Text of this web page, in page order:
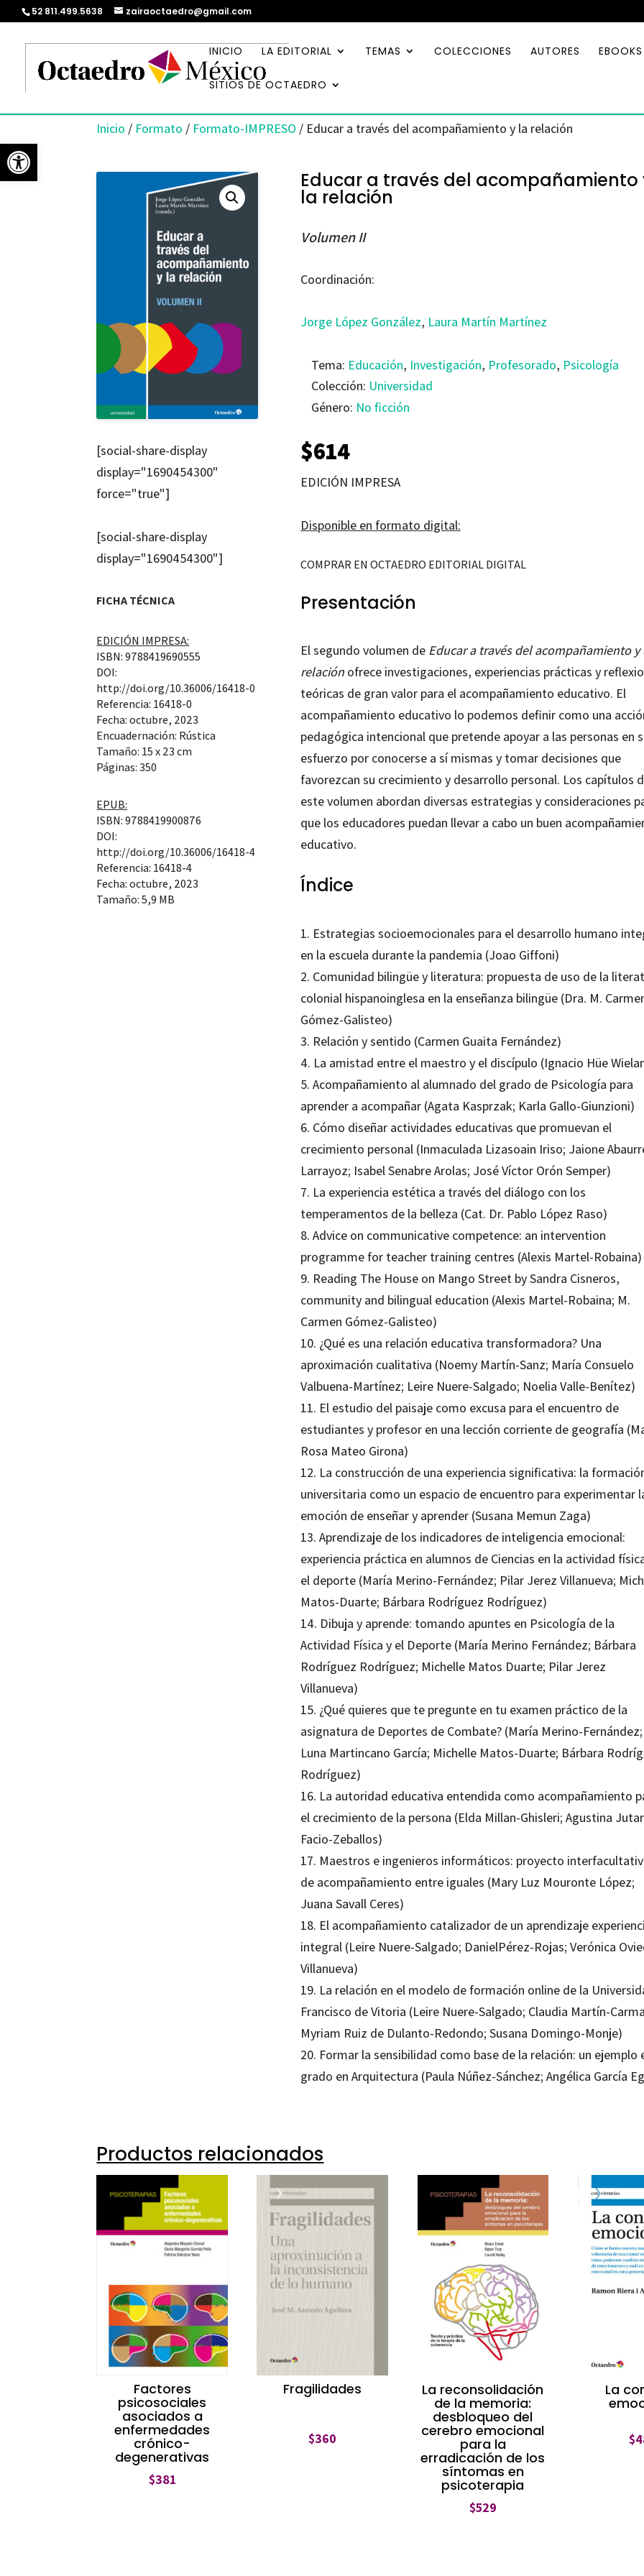
Abrir barra de herramientas
52 811.499.5638 zairaoctaedro@gmail.com
INICIO LA EDITORIAL TEMAS COLECCIONES AUTORES EBOOKS
SITIOS DE OCTAEDRO
Inicio / Formato / Formato-IMPRESO / Educar a través del acompañamiento y la relación
[social-share-display
display="1690454300"
force="true"]
[social-share-display
display="1690454300"]
FICHA TÉCNICA
EDICIÓN IMPRESA:
ISBN: 9788419690555
DOI:
http://doi.org/10.36006/16418-0
Referencia: 16418-0
Fecha: octubre, 2023
Encuadernación: Rústica
Tamaño: 15 x 23 cm
Páginas: 350
EPUB:
ISBN: 9788419900876
DOI:
http://doi.org/10.36006/16418-4
Referencia: 16418-4
Fecha: octubre, 2023
Tamaño: 5,9 MB
Educar a través del acompañamiento
la relación
Volumen II
Coordinación:
Jorge López González, Laura Martín Martínez
Tema: Educación, Investigación, Profesorado, Psicología
Colección: Universidad
Género: No ficción
$614
EDICIÓN IMPRESA
Disponible en formato digital:
COMPRAR EN OCTAEDRO EDITORIAL DIGITAL
Presentación
El segundo volumen de Educar a través del acompañamiento y
relaciónofrece investigaciones, experiencias prácticas y
teóricas de gran valor para el acompañamiento educativo. El
acompañamiento educativo lo podemos definir como una
pedagógica intencional que pretende apoyar a las personas en
esfuerzo por conocerse a sí mismas y tomar decisiones que
favorezcan su crecimiento y desarrollo personal. Los capítulos
este volumen abordan diversas estrategias y consideraciones
que los educadores puedan llevar a cabo un buen
educativo.
Índice
1. Estrategias socioemocionales para el desarrollo humano
en la escuela durante la pandemia (Joao Giffoni)
2. Comunidad bilingüe y literatura: propuesta de uso de la
colonial hispanoinglesa en la enseñanza bilingüe (Dra. M.
Gómez-Galisteo)
3. Relación y sentido (Carmen Guaita Fernández)
4. La amistad entre el maestro y el discípulo (Ignacio Hüe
5. Acompañamiento al alumnado del grado de Psicología para
aprender a acompañar (Agata Kasprzak; Karla Gallo-Giunzioni)
6. Cómo diseñar actividades educativas que promuevan el
crecimiento personal (Inmaculada Lizasoain Iriso; Jaione
Larrayoz; Isabel Senabre Arolas; José Víctor Orón Semper)
7. La experiencia estética a través del diálogo con los
temperamentos de la belleza (Cat. Dr. Pablo López Raso)
8. Advice on communicative competence: an intervention
programme for teacher training centres (Alexis Martel-Robaina)
9. Reading The House on Mango Street by Sandra Cisneros,
community and bilingual education (Alexis Martel-Robaina; M.
Carmen Gómez-Galisteo)
10. ¿Qué es una relación educativa transformadora? Una
aproximación cualitativa (Noemy Martín-Sanz; María Consuelo
Valbuena-Martínez; Leire Nuere-Salgado; Noelia Valle-Benítez)
11. El estudio del paisaje como excusa para el encuentro de
estudiantes y profesor en una lección corriente de geografía
Rosa Mateo Girona)
12. La construcción de una experiencia significativa: la
universitaria como un espacio de encuentro para experimentar
emoción de enseñar y aprender (Susana Memun Zaga)
13. Aprendizaje de los indicadores de inteligencia emocional:
experiencia práctica en alumnos de Ciencias en la actividad
el deporte (María Merino-Fernández; Pilar Jerez Villanueva;
Matos-Duarte; Bárbara Rodríguez Rodríguez)
14. Dibuja y aprende: tomando apuntes en Psicología de la
Actividad Física y el Deporte (María Merino Fernández; Bárbara
Rodríguez Rodríguez; Michelle Matos Duarte; Pilar Jerez
Villanueva)
15. ¿Qué quieres que te pregunte en tu examen práctico de la
asignatura de Deportes de Combate? (María Merino-Fernández;
Luna Martincano García; Michelle Matos-Duarte; Bárbara
Rodríguez)
16. La autoridad educativa entendida como acompañamiento
el crecimiento de la persona (Elda Millan-Ghisleri; Agustina
Facio-Zeballos)
17. Maestros e ingenieros informáticos: proyecto
de acompañamiento entre iguales (Mary Luz Mouronte López;
Juana Savall Ceres)
18. El acompañamiento catalizador de un aprendizaje
integral (Leire Nuere-Salgado; DanielPérez-Rojas; Verónica
Villanueva)
19. La relación en el modelo de formación online de la
Francisco de Vitoria (Leire Nuere-Salgado; Claudia Martín-
Myriam Ruiz de Dulanto-Redondo; Susana Domingo-Monje)
20. Formar la sensibilidad como base de la relación: un ejemplo
grado en Arquitectura (Paula Núñez-Sánchez; Angélica García
Productos relacionados
Factores
psicosociales
asociados a
enfermedades
crónico-
degenerativas
$381
Fragilidades
$360
La reconsolidación
de la memoria:
desbloqueo del
cerebro emocional
para la
erradicación de los
síntomas en
psicoterapia
$529
La
$